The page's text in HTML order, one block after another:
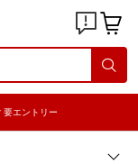
要エントリー